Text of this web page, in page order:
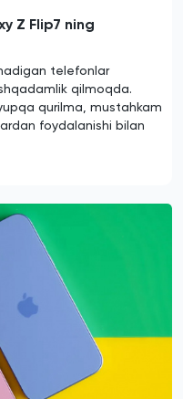
Z Flip7 ning
telefonlar
qilmoqda.
qurilma, mustahkam
foydalanishi bilan